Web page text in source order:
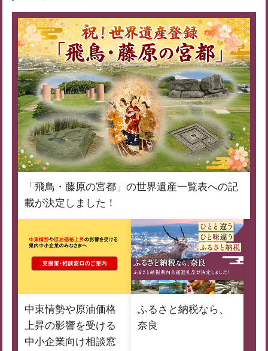
「飛鳥・藤原の宮都」の世界遺産一覧表への記
載が決定しました！
中東情勢や原油価格
上昇の影響を受ける
中小企業向け相談窓
ふるさと納税なら、
奈良